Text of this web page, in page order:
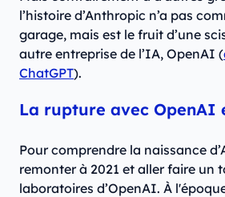
l’histoire d’Anthropic n’a pas
garage, mais est le fruit d’une
autre entreprise de l’IA, OpenAI (
ChatGPT).
La rupture avec OpenAI
Pour comprendre la naissance
remonter à 2021 et aller faire un
laboratoires d’OpenAI. À